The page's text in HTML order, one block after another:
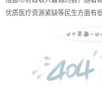
优质医疗资源紧缺等民生方面有